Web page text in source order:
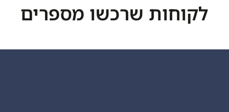
לקוחות שרכשו מספרים